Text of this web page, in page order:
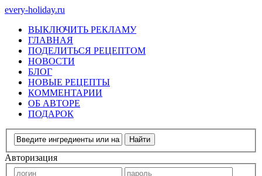
every-holiday.ru
ВЫКЛЮЧИТЬ РЕКЛАМУ
ГЛАВНАЯ
ПОДЕЛИТЬСЯ РЕЦЕПТОМ
НОВОСТИ
БЛОГ
НОВЫЕ РЕЦЕПТЫ
КОММЕНТАРИИ
ОБ АВТОРЕ
ПОДАРОК
Авторизация